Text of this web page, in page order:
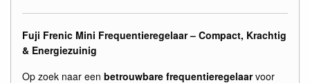
Fuji Frenic Mini Frequentieregelaar – Compact, Krachtig
& Energiezuinig
Op zoek naar een betrouwbare frequentieregelaarvoor